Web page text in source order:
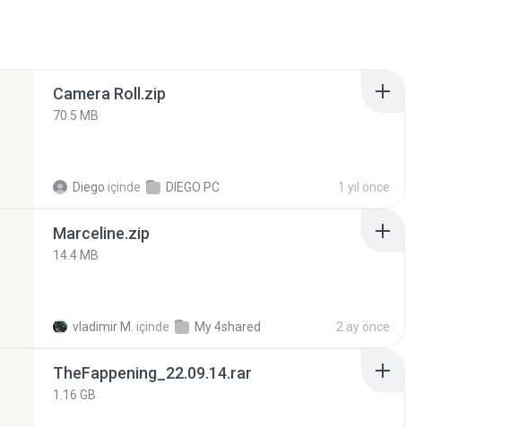
Camera Roll.zip
70.5 MB
Diego içinde DIEGO PC 1 yıl önce
Marceline.zip
14.4 MB
vladimir M. içinde My 4shared 2 ay önce
TheFappening_22.09.14.rar
1.16 GB